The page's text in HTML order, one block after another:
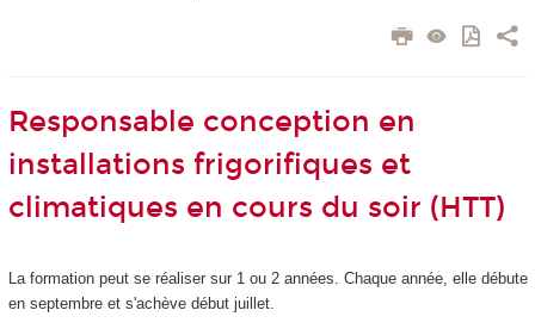
Responsable conception en
installations frigorifiques et
climatiques en cours du soir (HTT)
La formation peut se réaliser sur 1 ou 2 années. Chaque année, elle débute
en septembre et s'achève début juillet.